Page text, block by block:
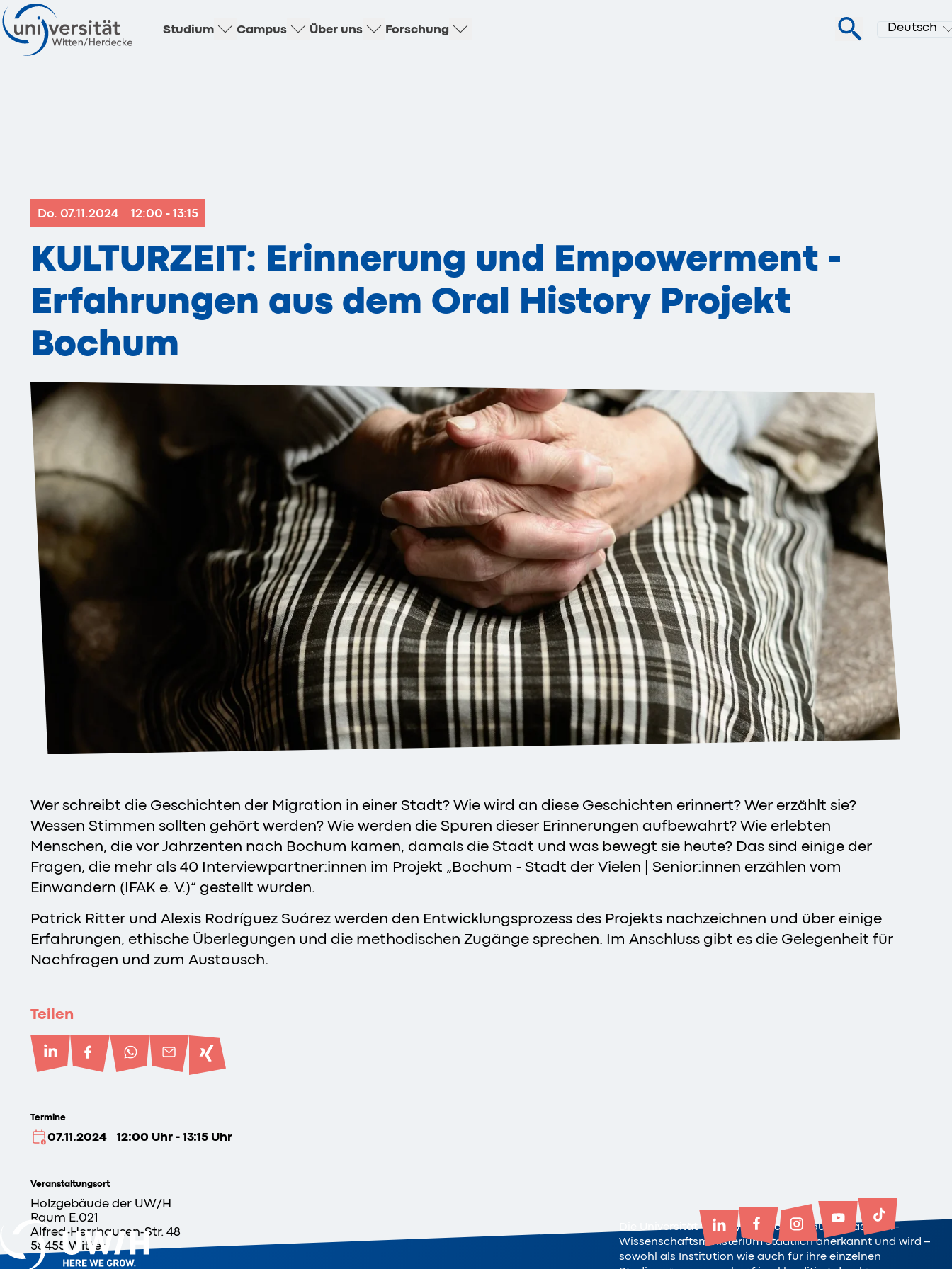
Studium Campus Über uns Forschung Deutsch
Do. 07.11.2024 12:00 - 13:15
KULTURZEIT: Erinnerung und Empowerment -
Erfahrungen aus dem Oral History Projekt
Bochum
Wer schreibt die Geschichten der Migration in einer Stadt? Wie wird an diese Geschichten erinnert? Wer erzählt sie?
Wessen Stimmen sollten gehört werden? Wie werden die Spuren dieser Erinnerungen aufbewahrt? Wie erlebten
Menschen, die vor Jahrzenten nach Bochum kamen, damals die Stadt und was bewegt sie heute? Das sind einige der
Fragen, die mehr als 40 Interviewpartner:innen im Projekt „Bochum - Stadt der Vielen | Senior:innen erzählen vom
Einwandern (IFAK e. V.)“ gestellt wurden.
Patrick Ritter und Alexis Rodríguez Suárez werden den Entwicklungsprozess des Projekts nachzeichnen und über einige
Erfahrungen, ethische Überlegungen und die methodischen Zugänge sprechen. Im Anschluss gibt es die Gelegenheit für
Nachfragen und zum Austausch.
Teilen
Termine
07.11.2024 12:00 Uhr - 13:15 Uhr
Veranstaltungsort
Holzgebäude der UW/H
Raum E.021
Alfred-Herrhausen-Str. 48
58455 Witten
Die Universität Witten/Herdecke ist durch das NRW-
Wissenschaftsministerium staatlich anerkannt und wird –
sowohl als Institution wie auch für ihre einzelnen